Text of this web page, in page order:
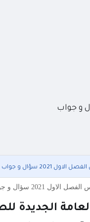
سؤال و جواب
الاول 2021 المنهاج الاردني تلخ
الجديدة للصف